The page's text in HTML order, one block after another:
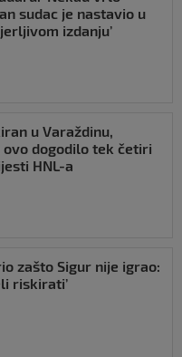
sudac je nastavio u
izdanju’
u Varaždinu,
ovo dogodilo tek četiri
HNL-a
zašto Sigur nije igrao:
riskirati’